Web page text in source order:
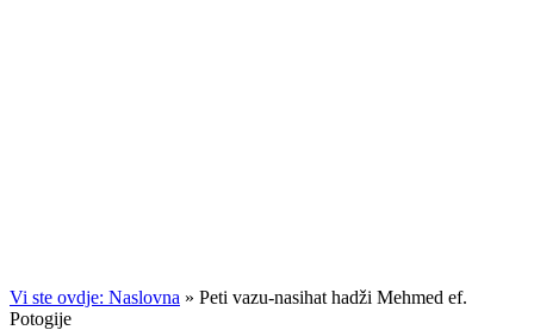
Vi ste ovdje: Naslovna » Peti vazu-nasihat hadži Mehmed ef.
Potogije